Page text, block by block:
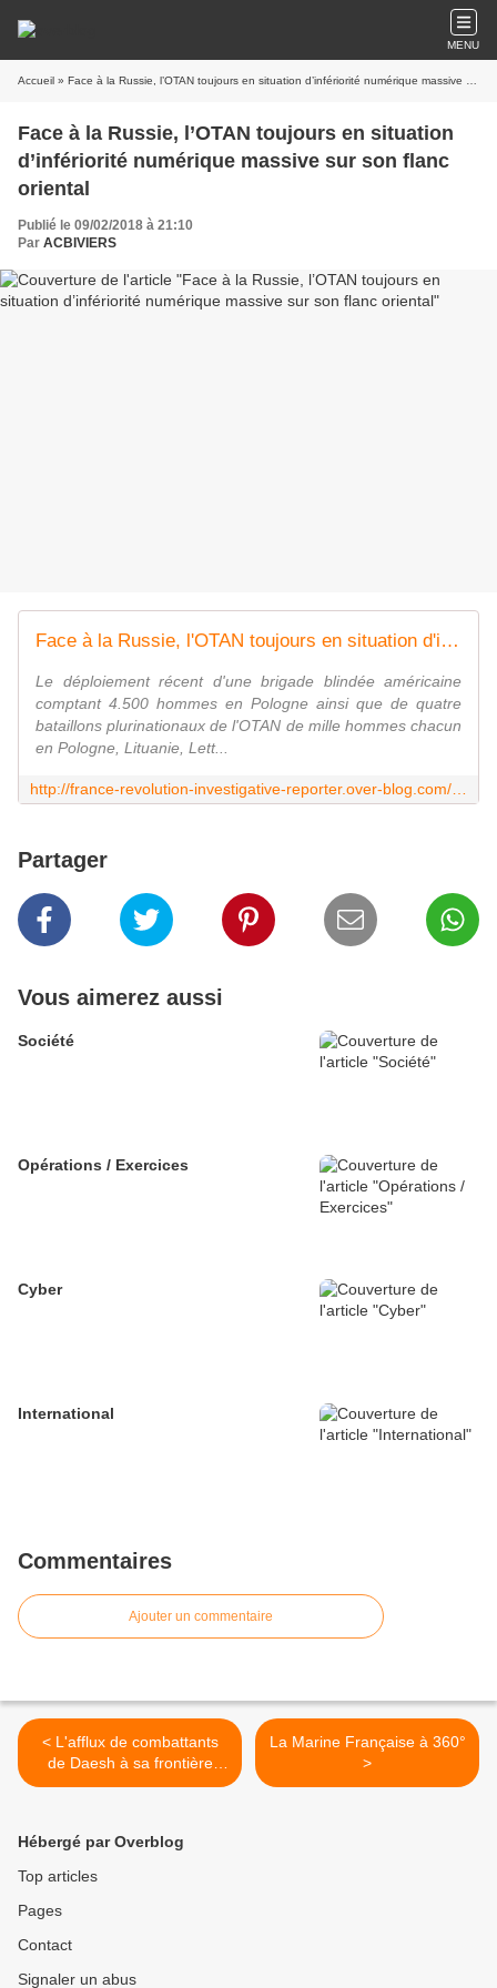
MENU
Accueil » Face à la Russie, l’OTAN toujours en situation d’infériorité numérique massive sur son flanc oriental
Face à la Russie, l’OTAN toujours en situation
d’infériorité numérique massive sur son flanc
oriental
Publié le 09/02/2018 à 21:10
Par ACBIVIERS
Face à la Russie, l'OTAN toujours en situation d'infériorité numérique massive sur son flanc oriental - France Révolution
Le déploiement récent d'une brigade blindée américaine
comptant 4.500 hommes en Pologne ainsi que de quatre
bataillons plurinationaux de l'OTAN de mille hommes chacun
en Pologne, Lituanie, Lett...
Partager
Vous aimerez aussi
Société
Opérations / Exercices
Cyber
International
Commentaires
Ajouter un commentaire
< L'afflux de combattants
de Daesh à sa frontière
méridionale inquiète
La Marine Française à 360°
>
Hébergé par Overblog
Top articles
Pages
Contact
Signaler un abus